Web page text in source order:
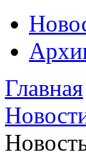
Главная